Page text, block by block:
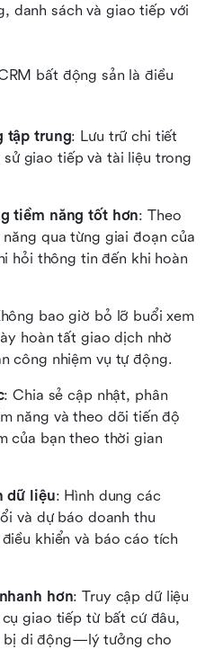
danh sách và giao tiếp với
bất động sản là điều
tập trung: Lưu trữ chi tiết
giao tiếp và tài liệu trong
tiềm năng tốt hơn: Theo
qua từng giai đoạn của
hỏi thông tin đến khi hoàn
bao giờ bỏ lỡ buổi xem
hoàn tất giao dịch nhờ
công nhiệm vụ tự động.
: Chia sẻ cập nhật, phân
năng và theo dõi tiến độ
của bạn theo thời gian
dữ liệu: Hình dung các
và dự báo doanh thu
khiển và báo cáo tích
hơn: Truy cập dữ liệu
giao tiếp từ bất cứ đâu,
bị di động—lý tưởng cho